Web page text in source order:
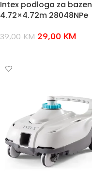
Intex podloga za bazen
4.72×4.72m 28048NPe
39,00KM 29,00 KM